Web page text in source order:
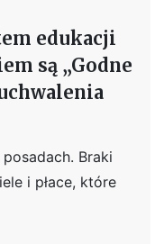
edukacji
są „Godne
Braki
i płace, które